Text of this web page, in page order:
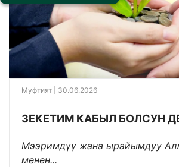
Муфтият | 30.06.2026
ЗЕКЕТИМ КАБЫЛ БОЛСУН
Мээримдүү жана ырайымдуу
менен...